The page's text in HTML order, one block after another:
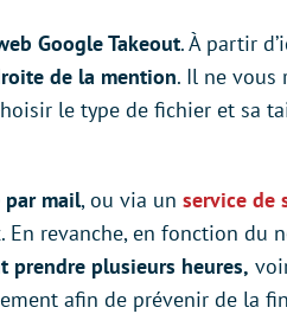
Google Takeout. À partir
de la mention. Il ne vous
le type de fichier et sa
par mail, ou via un service de
En revanche, en fonction du
prendre plusieurs heures,
afin de prévenir de la